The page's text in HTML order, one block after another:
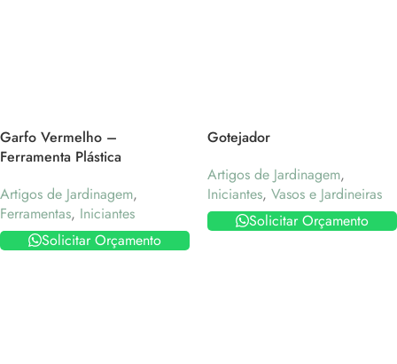
Garfo Vermelho –
Ferramenta Plástica
Artigos de Jardinagem,
Ferramentas, Iniciantes
Solicitar Orçamento
Gotejador
Artigos de Jardinagem,
Iniciantes, Vasos e Jardineiras
Solicitar Orçamento